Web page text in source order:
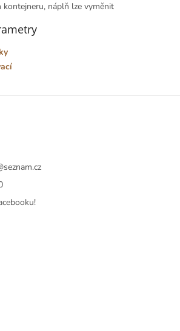
kontejneru, náplň lze vyměnit
seznam.cz